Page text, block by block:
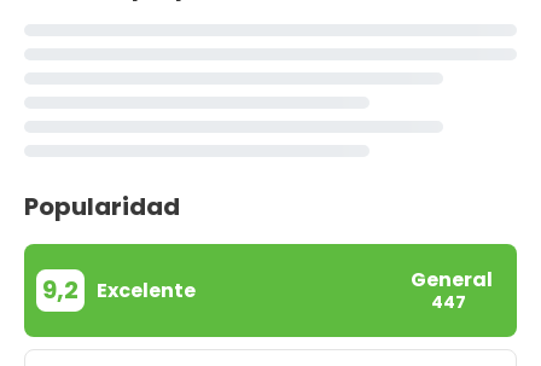
Popularidad
9,2 Excelente General
447